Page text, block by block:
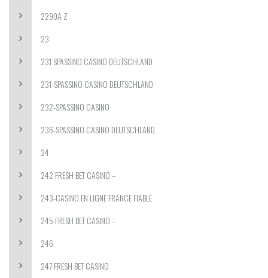
2290A Z
23
231 SPASSINO CASINO DEUTSCHLAND
231-SPASSINO CASINO DEUTSCHLAND
232-SPASSINO CASINO
236-SPASSINO CASINO DEUTSCHLAND
24
242 FRESH BET CASINO –
243-CASINO EN LIGNE FRANCE FIABLE
245 FRESH BET CASINO –
246
247 FRESH BET CASINO